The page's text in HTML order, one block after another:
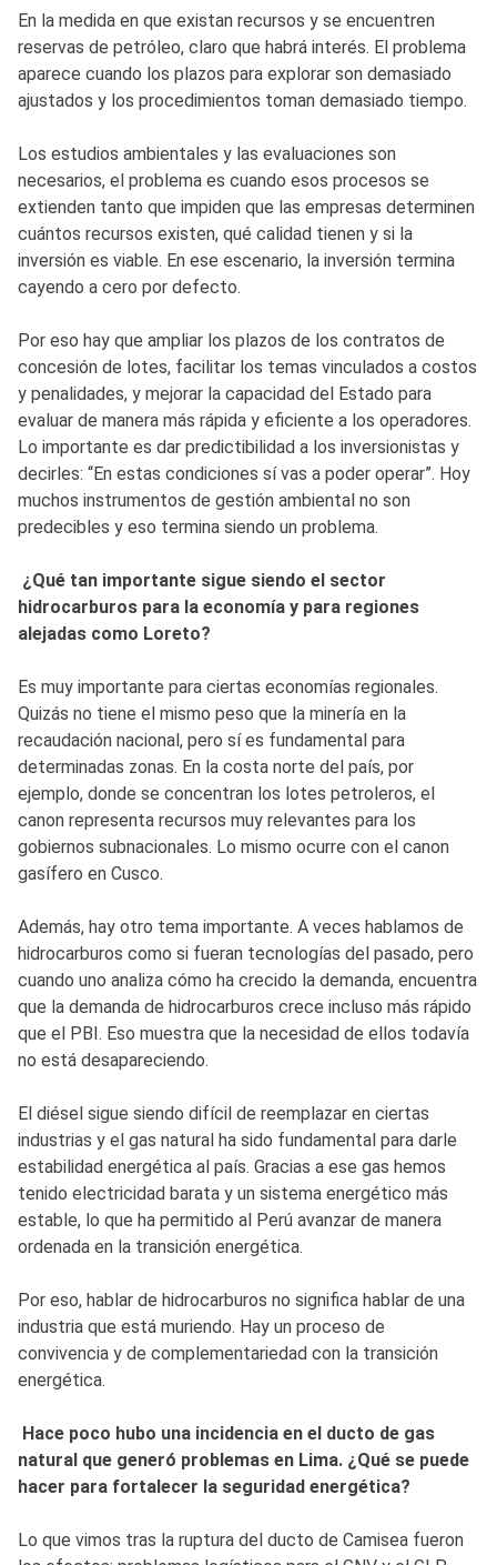
En la medida en que existan recursos y se encuentren
reservas de petróleo, claro que habrá interés. El problema
aparece cuando los plazos para explorar son demasiado
ajustados y los procedimientos toman demasiado tiempo.
Los estudios ambientales y las evaluaciones son
necesarios, el problema es cuando esos procesos se
extienden tanto que impiden que las empresas determinen
cuántos recursos existen, qué calidad tienen y si la
inversión es viable. En ese escenario, la inversión termina
cayendo a cero por defecto.
Por eso hay que ampliar los plazos de los contratos de
concesión de lotes, facilitar los temas vinculados a costos
y penalidades, y mejorar la capacidad del Estado para
evaluar de manera más rápida y eficiente a los operadores.
Lo importante es dar predictibilidad a los inversionistas y
decirles: “En estas condiciones sí vas a poder operar”. Hoy
muchos instrumentos de gestión ambiental no son
predecibles y eso termina siendo un problema.
¿Qué tan importante sigue siendo el sector
hidrocarburos para la economía y para regiones
alejadas como Loreto?
Es muy importante para ciertas economías regionales.
Quizás no tiene el mismo peso que la minería en la
recaudación nacional, pero sí es fundamental para
determinadas zonas. En la costa norte del país, por
ejemplo, donde se concentran los lotes petroleros, el
canon representa recursos muy relevantes para los
gobiernos subnacionales. Lo mismo ocurre con el canon
gasífero en Cusco.
Además, hay otro tema importante. A veces hablamos de
hidrocarburos como si fueran tecnologías del pasado, pero
cuando uno analiza cómo ha crecido la demanda, encuentra
que la demanda de hidrocarburos crece incluso más rápido
que el PBI. Eso muestra que la necesidad de ellos todavía
no está desapareciendo.
El diésel sigue siendo difícil de reemplazar en ciertas
industrias y el gas natural ha sido fundamental para darle
estabilidad energética al país. Gracias a ese gas hemos
tenido electricidad barata y un sistema energético más
estable, lo que ha permitido al Perú avanzar de manera
ordenada en la transición energética.
Por eso, hablar de hidrocarburos no significa hablar de una
industria que está muriendo. Hay un proceso de
convivencia y de complementariedad con la transición
energética.
Hace poco hubo una incidencia en el ducto de gas
natural que generó problemas en Lima. ¿Qué se puede
hacer para fortalecer la seguridad energética?
Lo que vimos tras la ruptura del ducto de Camisea fueron